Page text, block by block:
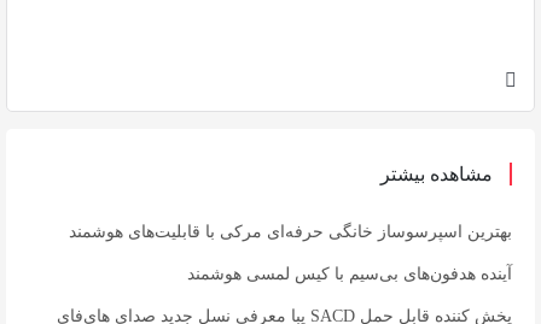
مشاهده بیشتر
بهترین اسپرسوساز خانگی حرفه‌ای مرکی با قابلیت‌های هوشمند
آینده هدفون‌های بی‌سیم با کیس لمسی هوشمند
پخش کننده قابل حمل SACD یبا معرفی نسل جدید صدای های‌فای